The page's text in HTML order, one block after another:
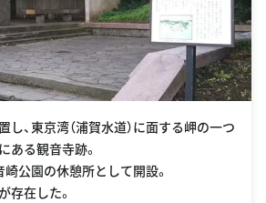
、東京湾（浦賀水道）に面する岬の一つ
ある観音寺跡。
公園の休憩所として開設。
存在した。